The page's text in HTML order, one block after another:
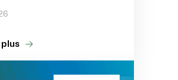
plus